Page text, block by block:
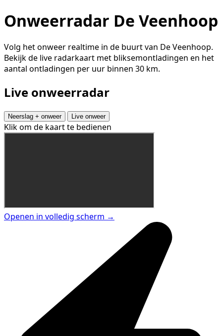
Onweerradar De Veenhoop
Volg het onweer realtime in de buurt van De Veenhoop.
Bekijk de live radarkaart met bliksemontladingen en het
aantal ontladingen per uur binnen 30 km.
Live onweerradar
Neerslag + onweer Live onweer
Klik om de kaart te bedienen
Openen in volledig scherm →